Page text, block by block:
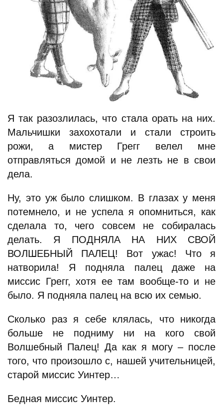
Я так разозлилась, что стала орать на них.
Мальчишки захохотали и стали строить
рожи, а мистер Грегг велел мне
отправляться домой и не лезть не в свои
дела.
Ну, это уж было слишком. В глазах у меня
потемнело, и не успела я опомниться, как
сделала то, чего совсем не собиралась
делать. Я ПОДНЯЛА НА НИХ СВОЙ
ВОЛШЕБНЫЙ ПАЛЕЦ! Вот ужас! Что я
натворила! Я подняла палец даже на
миссис Грегг, хотя ее там вообще-то и не
было. Я подняла палец на всю их семью.
Сколько раз я себе клялась, что никогда
больше не подниму ни на кого свой
Волшебный Палец! Да как я могу – после
того, что произошло с, нашей учительницей,
старой миссис Уинтер…
Бедная миссис Уинтер.